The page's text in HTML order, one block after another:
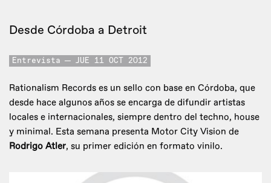
Desde Córdoba a Detroit
Entrevista JUE 11 OCT 2012
Rationalism Records es un sello con base en Córdoba, que
desde hace algunos años se encarga de difundir artistas
locales e internacionales, siempre dentro del techno, house
y minimal. Esta semana presenta Motor City Vision de
Rodrigo Atler, su primer edición en formato vinilo.